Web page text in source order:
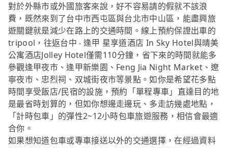
對於外縣市或外國旅客來說，好不容易請的假就不該浪
費，既然來到了台中市西屯區與台北市中山區，能盡興旅
遊關鍵就是減少在路上的交通時間。線上預約保證出車的
tripool，往返台中 ‧ 逢甲 星享道酒店 In Sky Hotel與晴美
公寓酒店Jolley Hotel僅需110分鐘，省下來的時間就能多
參觀逢甲夜市、逢甲新樂園、Feng Jia Night Market、遼
寧夜市、忠烈祠、双城街夜市等景點。如你是希望花多點
時間享受飯店/民宿的設施，預約「單程專車」直達目的地
是最省時划算的，但如你想邊走邊玩、多走訪幾處地點，
「計時包車」的彈性2~12小時包車旅遊服務，相信會最適
合你。
如果想知道包車或專車接送以外的交通選擇，在經過資料